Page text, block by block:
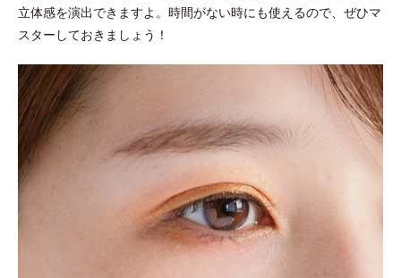
立体感を演出できますよ。時間がない時にも使えるので、ぜひマ
スターしておきましょう！